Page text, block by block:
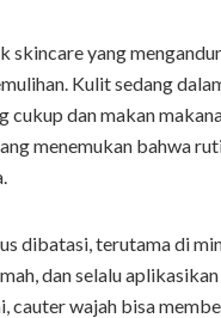
skincare yang
Kulit sedang
cukup dan makan
menemukan bahwa
dibatasi, terutama di
dan selalu
cauter wajah bisa